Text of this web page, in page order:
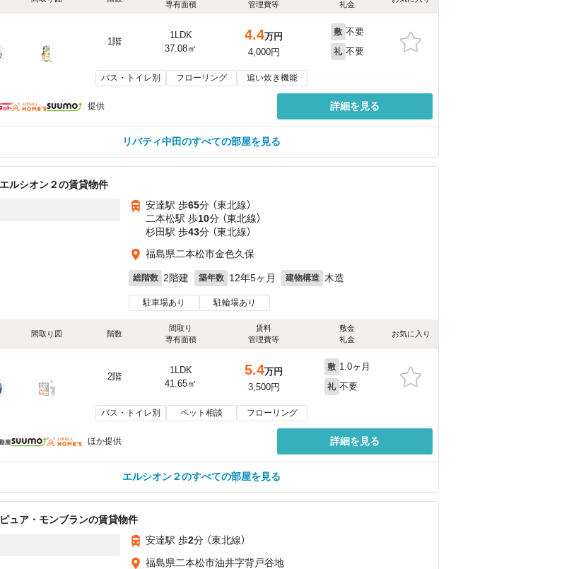
専有面積
管理費等
礼金
1階
1LDK
37.08㎡
4.4万円
4,000円
敷 不要
礼 不要
バス・トイレ別 フローリング 追い炊き機能
提供 詳細を見る
リバティ中田のすべての部屋を見る
エルシオン２の賃貸物件
安達駅 歩65分 （東北線）
二本松駅 歩10分 （東北線）
杉田駅 歩43分 （東北線）
福島県二本松市金色久保
総階数 2階建 築年数 12年5ヶ月 建物構造 木造
駐車場あり 駐輪場あり
間取り図 階数
間取り
専有面積
賃料
管理費等
敷金
礼金
お気に入り
2階
1LDK
41.65㎡
5.4万円
3,500円
敷 1.0ヶ月
礼 不要
バス・トイレ別 ペット相談 フローリング
ほか提供 詳細を見る
エルシオン２のすべての部屋を見る
ピュア・モンブランの賃貸物件
安達駅 歩2分 （東北線）
福島県二本松市油井字背戸谷地